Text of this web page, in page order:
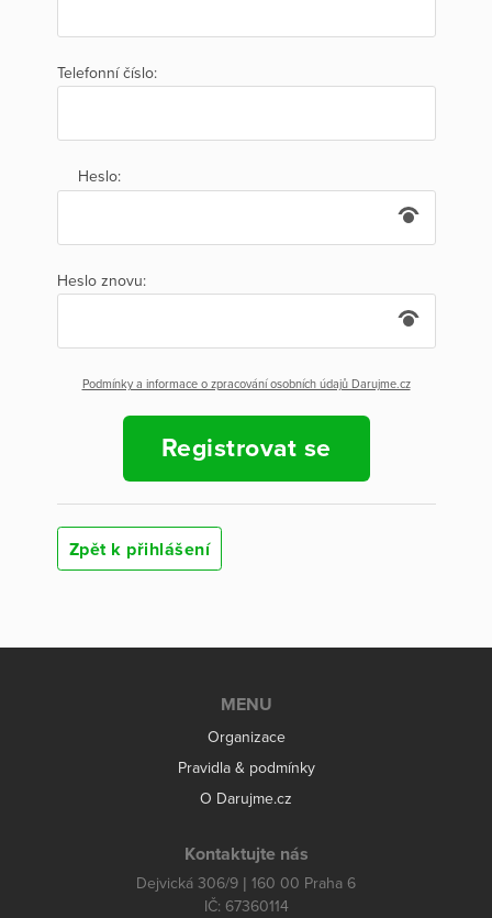
Telefonní číslo:
Heslo:
Heslo znovu:
Podmínky a informace o zpracování osobních údajů Darujme.cz
Registrovat se
Zpět k přihlášení
MENU
Organizace
Pravidla & podmínky
O Darujme.cz
Kontaktujte nás
Dejvická 306/9 | 160 00 Praha 6
IČ: 67360114